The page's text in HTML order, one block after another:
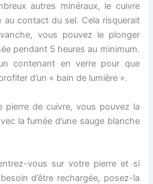
autres minéraux, le cuivre
contact du sel. Cela risquerait
vous pouvez le plonger
pendant 5 heures au minimum.
contenant en verre pour que
d’un « bain de lumière ».
pierre de cuivre, vous pouvez la
la fumée d’une sauge blanche
vous sur votre pierre et si
d’être rechargée, posez-la